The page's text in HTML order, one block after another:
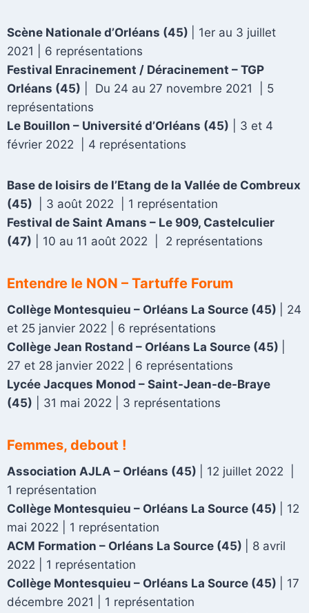
Scène Nationale d’Orléans (45)
| 1er au 3 juillet
2021 | 6 représentations
Festival Enracinement / Déracinement – TGP
Orléans (45)
Du 24 au 27 novembre 2021 | 5
représentations
Le Bouillon – Université d’Orléans (45) | 3 et 4
février 2022 | 4 représentations
Base de loisirs de l’Etang de la Vallée de Combreux
(45)
| 3 août 2022 | 1 représentation
Festival de Saint Amans – Le 909, Castelculier
(47)
10 au 11 août 2022 | 2 représentations
Entendre le NON – Tartuffe Forum
Collège Montesquieu – Orléans La Source (45)
| 24
et 25 janvier 2022 | 6 représentations
Collège Jean Rostand – Orléans La Source (45)
27 et 28 janvier 2022 | 6 représentations
Lycée Jacques Monod – Saint-Jean-de-Braye
(45)
| 31 mai 2022 | 3 représentations
Femmes, debout !
Association AJLA – Orléans (45) 12 juillet 2022
1 représentation
Collège Montesquieu – Orléans La Source (45)
12
mai 2022
| 1 représentation
ACM Formation – Orléans La Source (45)
8 avril
2022
| 1 représentation
Collège Montesquieu – Orléans La Source (45)
17
décembre 2021
| 1 représentation